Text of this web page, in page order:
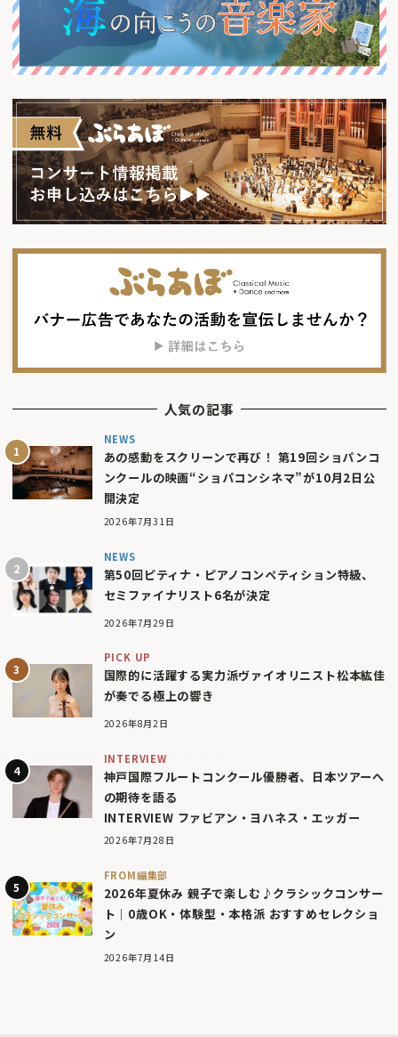
人気の記事
NEWS
あの感動をスクリーンで再び！ 第19回ショパンコ
ンクールの映画“ショパコンシネマ”が10月2日公
開決定
2026年7月31日
NEWS
第50回ピティナ・ピアノコンペティション特級、
セミファイナリスト6名が決定
2026年7月29日
PICK UP
国際的に活躍する実力派ヴァイオリニスト松本紘佳
が奏でる極上の響き
2026年8月2日
INTERVIEW
神戸国際フルートコンクール優勝者、日本ツアーへ
の期待を語る
INTERVIEW ファビアン・ヨハネス・エッガー
2026年7月28日
FROM編集部
2026年夏休み 親子で楽しむ♪クラシックコンサー
ト｜0歳OK・体験型・本格派 おすすめセレクショ
ン
2026年7月14日